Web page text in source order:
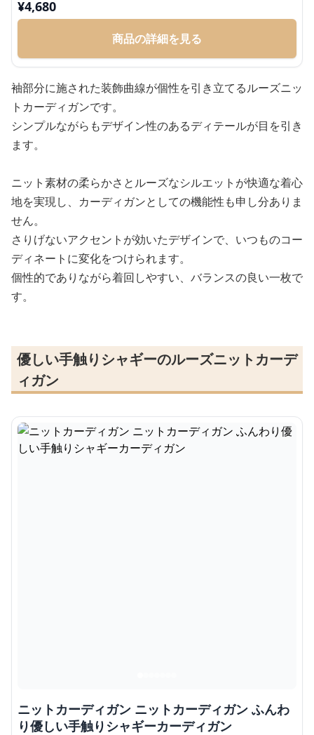
¥4,680
商品の詳細を見る
袖部分に施された装飾曲線が個性を引き立てるルーズニッ
トカーディガンです。
シンプルながらもデザイン性のあるディテールが目を引き
ます。
ニット素材の柔らかさとルーズなシルエットが快適な着心
地を実現し、カーディガンとしての機能性も申し分ありま
せん。
さりげないアクセントが効いたデザインで、いつものコー
ディネートに変化をつけられます。
個性的でありながら着回しやすい、バランスの良い一枚で
す。
優しい手触りシャギーのルーズニットカーデ
ィガン
ニットカーディガン ニットカーディガン ふんわ
り優しい手触りシャギーカーディガン